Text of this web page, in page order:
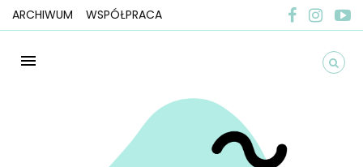
ARCHIWUM WSPÓŁPRACA